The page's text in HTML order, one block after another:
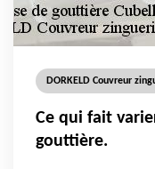
DORKELD Couvreur
Ce qui fait
gouttière.